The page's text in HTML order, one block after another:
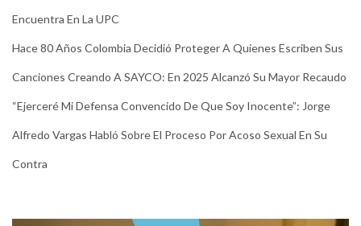
Encuentra En La UPC
Hace 80 Años Colombia Decidió Proteger A Quienes Escriben Sus
Canciones Creando A SAYCO: En 2025 Alcanzó Su Mayor Recaudo
“Ejerceré Mi Defensa Convencido De Que Soy Inocente”: Jorge
Alfredo Vargas Habló Sobre El Proceso Por Acoso Sexual En Su
Contra